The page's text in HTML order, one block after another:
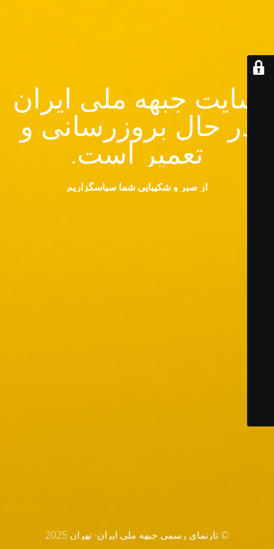
سایت جبهه ملی ایران
در حال بروزرسانی و
تعمیر است.
از صبر و شکیبایی شما سپاسگزاریم
© تارنماي رسمي جبهه ملي ايران- تهران 2025